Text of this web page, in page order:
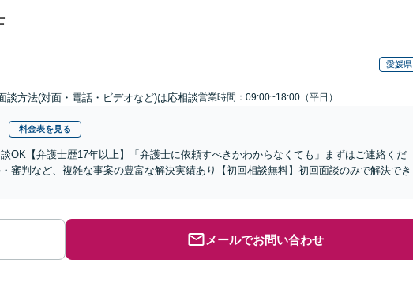
愛媛県
談方法(対面・電話・ビデオなど)は応相談営業時間：09:00~18:00（平日）
料金表を見る
OK【弁護士歴17年以上】「弁護士に依頼すべきかわからなくても」まずはご連絡くだ
審判など、複雑な事案の豊富な解決実績あり【初回相談無料】初回面談のみで解決でき
メールでお問い合わせ